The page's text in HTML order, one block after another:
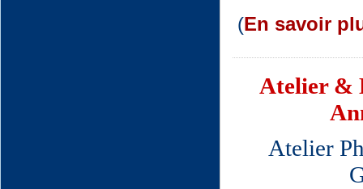
(En savoir
Atelier &
Atelier